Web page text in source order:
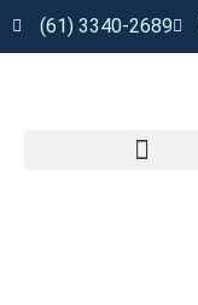
(61) 3340-2689